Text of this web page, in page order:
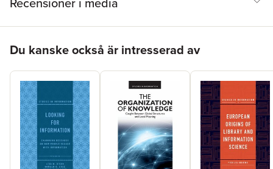
Du kanske också är intresserad av